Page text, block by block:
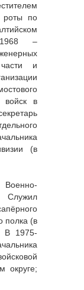
роты по
–
и
войск в
(в
полка (в
В 1975-
округе;